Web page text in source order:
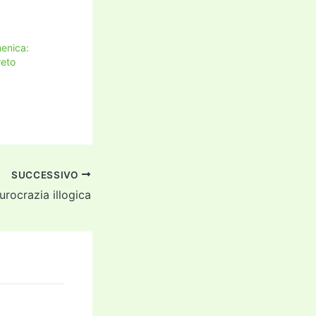
SUCCESSIVO
illogica